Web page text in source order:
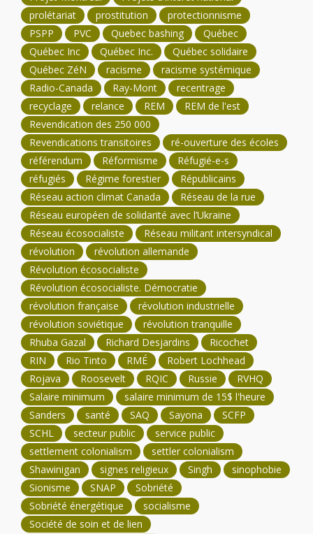
prolétariat
prostitution
protectionnisme
PSPP
PVC Quebec bashing
Québec
Québec Inc
Québec Inc.
Québec solidaire
Québec ZéN
racisme
racisme systémique
Radio-Canada
Ray-Mont
recentrage
recyclage
relance REM
REM de l'est
Revendication des 250 000
Revendications transitoires
ré-ouverture des écoles
référendum
Réformisme
Réfugié-e-s
réfugiés
Régime forestier
Républicains
Réseau action climat Canada
Réseau de la rue
Réseau européen de solidarité avec l’Ukraine
Réseau écosocialiste
Réseau militant intersyndical
révolution
révolution allemande
Révolution écosocialiste
Révolution écosocialiste. Démocratie
révolution française
révolution industrielle
révolution soviétique
révolution tranquille
Rhuba Gazal
Richard Desjardins
Ricochet
RIN
Rio Tinto RMÉ
Robert Lochhead
Rojava
Roosevelt RQIC Russie
RVHQ
Salaire minimum
salaire minimum de 15$ l'heure
Sanders
santé SAQ Sayona
SCFP
SCHL
secteur public
service public
settlement colonialism
settler colonialism
Shawinigan
signes religieux Singh
sinophobie
Sionisme
SNAP
Sobriété
Sobriété énergétique
socialisme
Société de soin et de lien